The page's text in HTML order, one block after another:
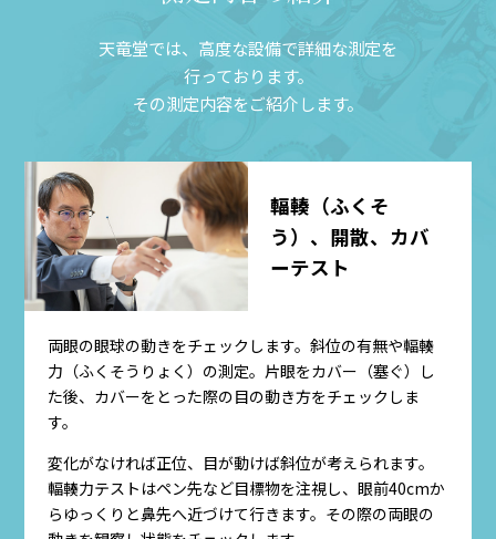
天竜堂では、高度な設備で詳細な測定を
行っております。
その測定内容をご紹介します。
輻輳（ふくそ
う）、開散、カバ
ーテスト
両眼の眼球の動きをチェックします。斜位の有無や輻輳
力（ふくそうりょく）の測定。片眼をカバー（塞ぐ）し
た後、カバーをとった際の目の動き方をチェックしま
す。
変化がなければ正位、目が動けば斜位が考えられます。
輻輳力テストはペン先など目標物を注視し、眼前40cmか
らゆっくりと鼻先へ近づけて行きます。その際の両眼の